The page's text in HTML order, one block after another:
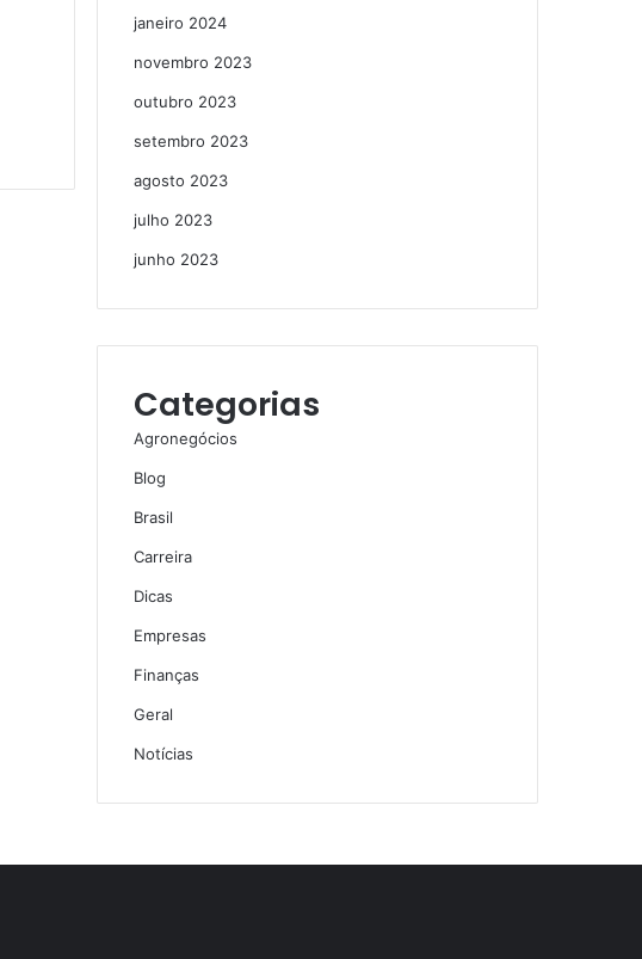
janeiro 2024
novembro 2023
outubro 2023
setembro 2023
agosto 2023
julho 2023
junho 2023
Categorias
Agronegócios
Blog
Brasil
Carreira
Dicas
Empresas
Finanças
Geral
Notícias